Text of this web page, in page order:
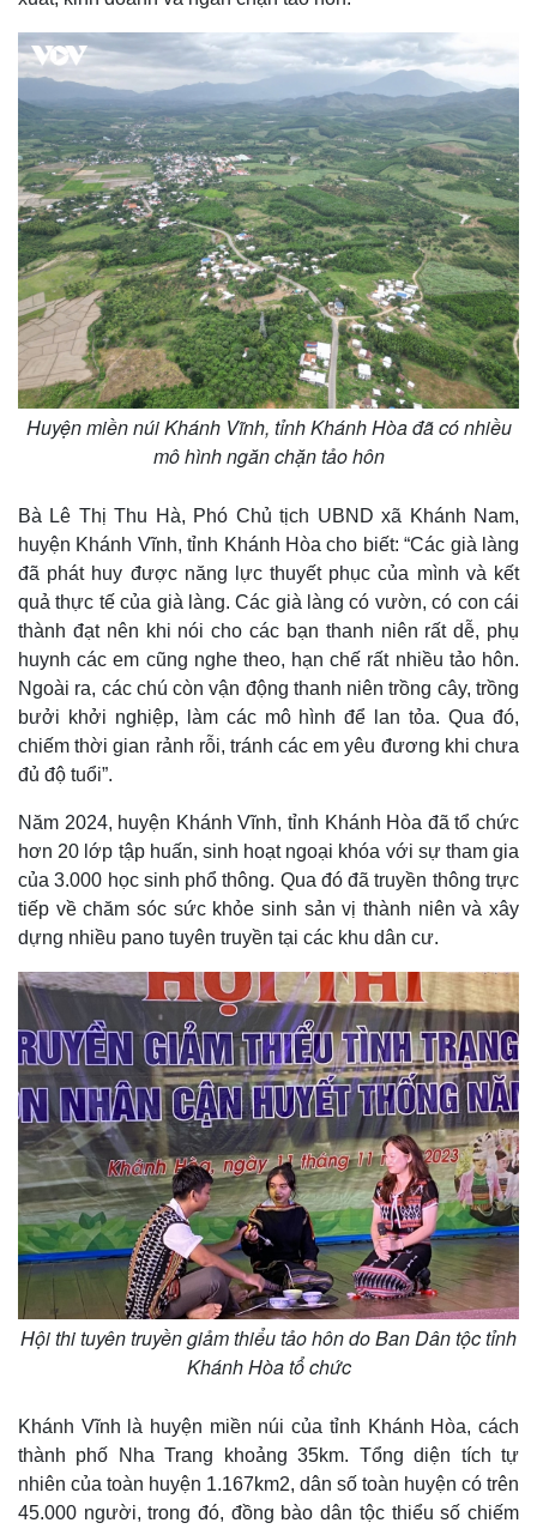
Kinh tế
Bất động sản
Khởi nghiệp
Thị trường
Giá vàng
Tiêu dùng
Chứng khoán
Giá cà phê
Huyện miền núi Khánh Vĩnh, tỉnh Khánh Hòa đã có nhiều
mô hình ngăn chặn tảo hôn
Bà Lê Thị Thu Hà, Phó Chủ tịch UBND xã Khánh Nam,
huyện Khánh Vĩnh, tỉnh Khánh Hòa cho biết: “Các già làng
đã phát huy được năng lực thuyết phục của mình và kết
quả thực tế của già làng. Các già làng có vườn, có con cái
thành đạt nên khi nói cho các bạn thanh niên rất dễ, phụ
huynh các em cũng nghe theo, hạn chế rất nhiều tảo hôn.
Ngoài ra, các chú còn vận động thanh niên trồng cây, trồng
bưởi khởi nghiệp, làm các mô hình để lan tỏa. Qua đó,
chiếm thời gian rảnh rỗi, tránh các em yêu đương khi chưa
đủ độ tuổi”.
Năm 2024, huyện Khánh Vĩnh, tỉnh Khánh Hòa đã tổ chức
hơn 20 lớp tập huấn, sinh hoạt ngoại khóa với sự tham gia
của 3.000 học sinh phổ thông. Qua đó đã truyền thông trực
tiếp về chăm sóc sức khỏe sinh sản vị thành niên và xây
dựng nhiều pano tuyên truyền tại các khu dân cư.
Hội thi tuyên truyền giảm thiểu tảo hôn do Ban Dân tộc tỉnh
Khánh Hòa tổ chức
Khánh Vĩnh là huyện miền núi của tỉnh Khánh Hòa, cách
thành phố Nha Trang khoảng 35km. Tổng diện tích tự
nhiên của toàn huyện 1.167km2, dân số toàn huyện có trên
45.000 người, trong đó, đồng bào dân tộc thiểu số chiếm